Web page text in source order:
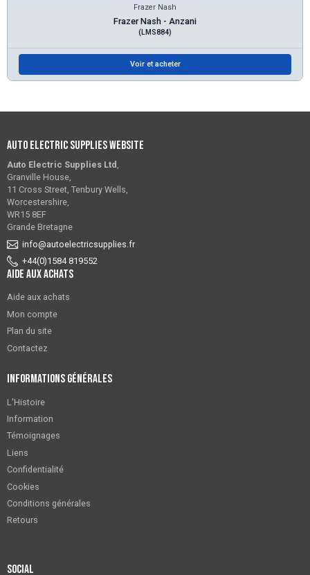
Frazer Nash
Frazer Nash - Anzani
(LMS884)
Voir et acheter
Auto Electric Supplies Website
Auto Electric Supplies Ltd ,
Granville House,
11 Cross Street, Tenbury Wells,
Worcestershire,
WR15 8EF
Grande Bretagne
info@autoelectricsupplies.fr
+44(0)1584 819552
Aide aux achats
Aide aux achats
Mon compte
Plan du site
Contactez
Informations générales
L'Histoire
Information
Témoignages
Liens
Confidentialité
Cookies
Conditions générales
Retours
Social